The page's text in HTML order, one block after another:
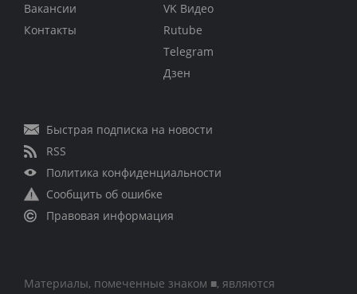
Вакансии
Контакты
VK Видео
Rutube
Telegram
Дзен
Быстрая подписка на новости
RSS
Политика конфиденциальности
Сообщить об ошибке
Правовая информация
Материалы, помеченные знаком ■, являются